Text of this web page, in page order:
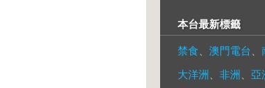
本台最新標籤
禁食 澳門電台
大洋洲
非洲 亞